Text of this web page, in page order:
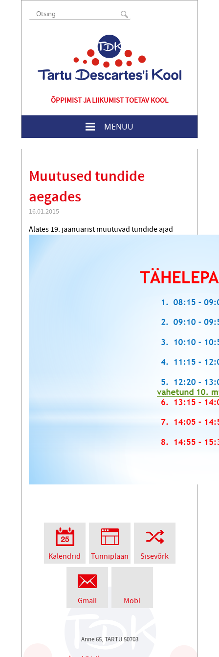
ÕPPIMIST JA LIIKUMIST TOETAV KOOL
MENÜÜ
Muutused tundide
aegades
16.01.2015
Alates 19. jaanuarist muutuvad tundide ajad
Kalendrid Tunniplaan Sisevõrk
Gmail Mobi
Anne 65, TARTU 50703